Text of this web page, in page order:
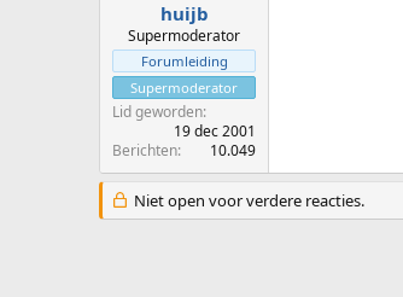
huijb
Supermoderator
Forumleiding
Supermoderator
Lid geworden
19 dec 2001
Berichten
10.049
Niet open voor verdere reacties.